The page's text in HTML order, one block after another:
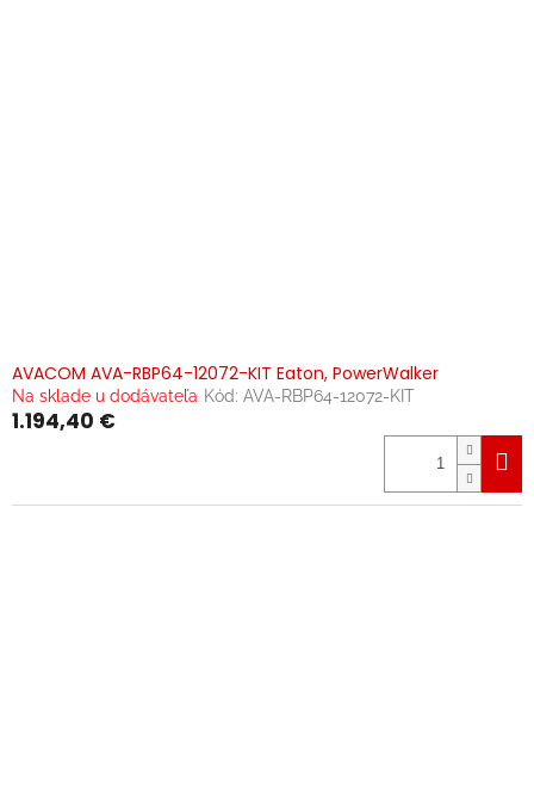
AVACOM AVA-RBP64-12072-KIT Eaton, PowerWalker
Na sklade u dodávateľa Kód: AVA-RBP64-12072-KIT
1.194,40 €